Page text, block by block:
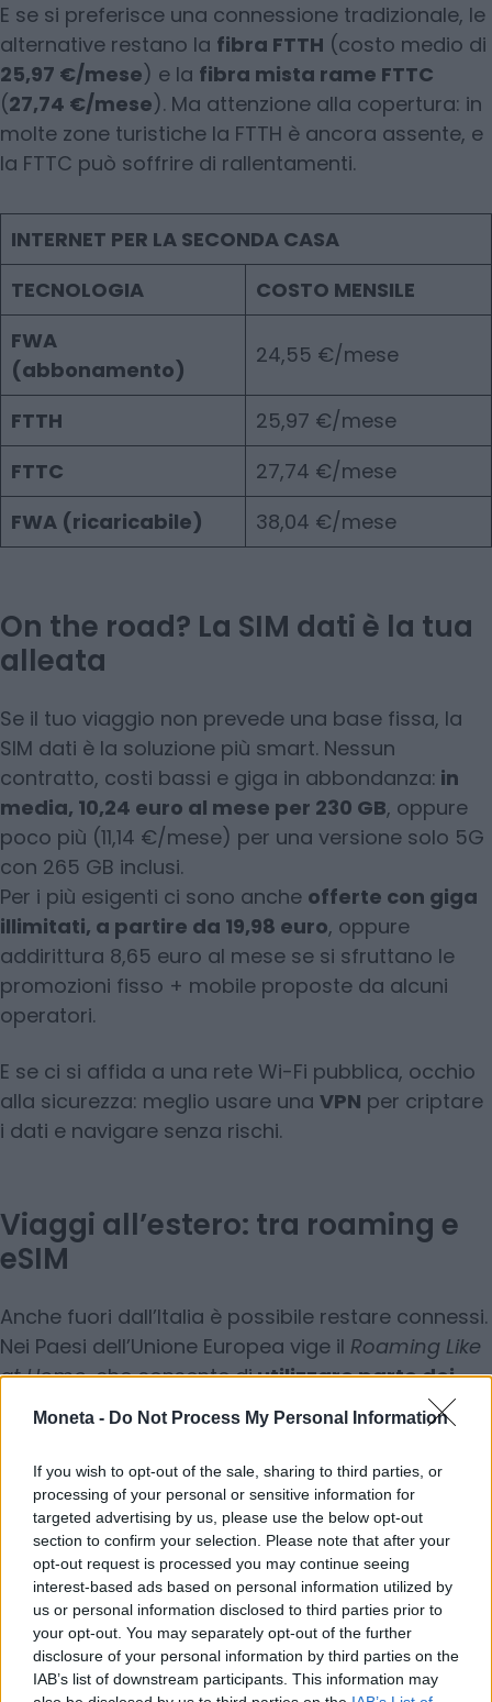
Moneta - Do Not Process My Personal Information
If you wish to opt-out of the sale, sharing to third parties, or
processing of your personal or sensitive information for
targeted advertising by us, please use the below opt-out
section to confirm your selection. Please note that after your
opt-out request is processed you may continue seeing
interest-based ads based on personal information utilized by
us or personal information disclosed to third parties prior to
your opt-out. You may separately opt-out of the further
disclosure of your personal information by third parties on the
IAB’s list of downstream participants. This information may
E se si preferisce una connessione tradizionale, le
alternative restano la fibra FTTH (costo medio di
25,97 €/mese) e la fibra mista rame FTTC
(27,74 €/mese). Ma attenzione alla copertura: in
molte zone turistiche la FTTH è ancora assente, e
la FTTC può soffrire di rallentamenti.
INTERNET PER LA SECONDA CASA
TECNOLOGIA
COSTO MENSILE
FWA
(abbonamento)
24,55 €/mese
FTTH
25,97 €/mese
FTTC
27,74 €/mese
FWA (ricaricabile)
38,04 €/mese
On the road? La SIM dati è la tua
alleata
Se il tuo viaggio non prevede una base fissa, la
SIM dati è la soluzione più smart. Nessun
contratto, costi bassi e giga in abbondanza: in
media, 10,24 euro al mese per 230 GB, oppure
poco più (11,14 €/mese) per una versione solo 5G
con 265 GB inclusi.
Per i più esigenti ci sono anche offerte con giga
illimitati, a partire da 19,98 euro, oppure
addirittura 8,65 euro al mese se si sfruttano le
promozioni fisso + mobile proposte da alcuni
operatori.
E se ci si affida a una rete Wi-Fi pubblica, occhio
alla sicurezza: meglio usare una VPN per criptare
i dati e navigare senza rischi.
Viaggi all’estero: tra roaming e
eSIM
Anche fuori dall’Italia è possibile restare connessi.
Nei Paesi dell’Unione Europea vige il Roaming Like
at Home, che consente diutilizzare parte dei
giga della propria offerta nazionale senza
Fuori dall’Europa? Nessun problema: oggi è
facilissimo acquistare unaeSIM internazionale
online, da attivare già prima della partenza,
scegliendo un piano dati su misura per il Paese di
destinazione. In alternativa, alcuni operatori
italiani offrono pacchetti per l’estero a tariffe
competitive.